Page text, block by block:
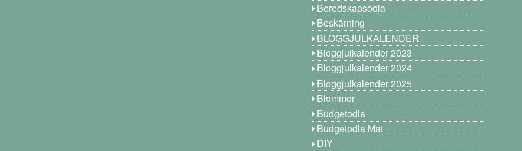
Beredskapsodla
Beskärning
BLOGGJULKALENDER
Bloggjulkalender 2023
Bloggjulkalender 2024
Bloggjulkalender 2025
Blommor
Budgetodla
Budgetodla Mat
DIY